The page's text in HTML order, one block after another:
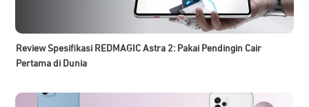
Review Spesifikasi REDMAGIC Astra 2: Pakai Pendingin Cair
Pertama di Dunia